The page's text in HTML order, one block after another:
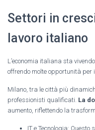
Settori in
lavoro italiano
L’economia italiana sta
offrendo molte opportunità per
Milano, tra le città più
professionisti qualificati. La
aumento, riflettendo la
IT e Tecnologia: Questo